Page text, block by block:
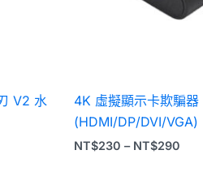
V2 水
4K 虛擬顯示卡欺騙器
(HDMI/DP/DVI/VGA)
NT$230 – NT$290